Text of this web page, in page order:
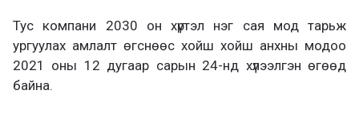
Тус компани 2030 он хүртэл нэг сая мод тарьж
ургуулах амлалт өгснөөс хойш хойш анхны модоо
2021 оны 12 дугаар сарын 24-нд хүлээлгэн өгөөд
байна.